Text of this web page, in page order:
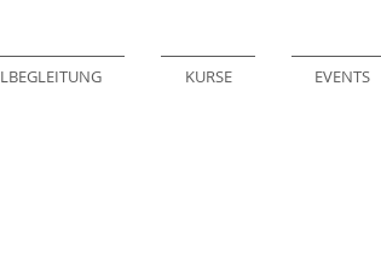
KURSE EVENTS